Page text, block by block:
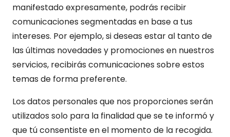
manifestado expresamente, podrás recibir
comunicaciones segmentadas en base a tus
intereses. Por ejemplo, si deseas estar al tanto de
las últimas novedades y promociones en nuestros
servicios, recibirás comunicaciones sobre estos
temas de forma preferente.
Los datos personales que nos proporciones serán
utilizados solo para la finalidad que se te informó y
que tú consentiste en el momento de la recogida.